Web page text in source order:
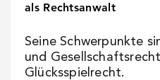
als Rechtsanwalt
Seine Schwerpunkte
und
Glücksspielrecht.